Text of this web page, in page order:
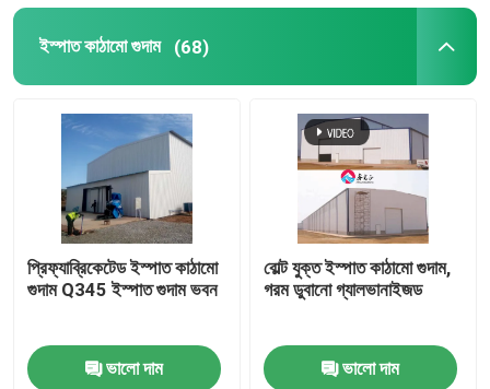
ইস্পাত কাঠামো গুদাম (68)
প্রিফ্যাব্রিকেটেড ইস্পাত কাঠামো
গুদাম Q345 ইস্পাত গুদাম ভবন
ভালো দাম
বোল্ট যুক্ত ইস্পাত কাঠামো গুদাম,
গরম ডুবানো গ্যালভানাইজড
ভালো দাম